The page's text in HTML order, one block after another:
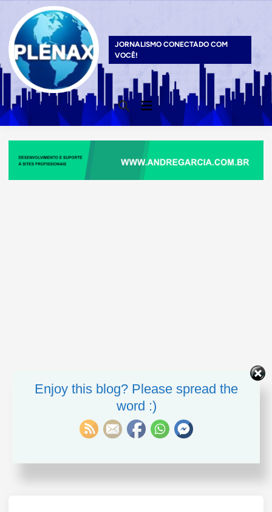
content
JORNALISMO CONECTADO COM
VOCÊ!
Open
Search
Main
Menu
Enjoy this blog? Please spread the
word :)